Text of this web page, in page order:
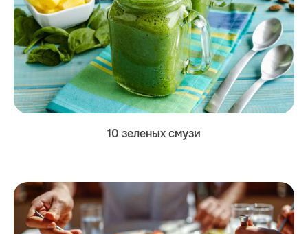
10 зеленых смузи